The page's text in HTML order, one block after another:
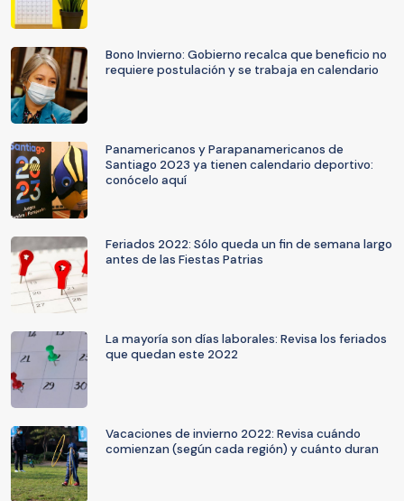
Bono Invierno: Gobierno recalca que beneficio no
requiere postulación y se trabaja en calendario
Panamericanos y Parapanamericanos de
Santiago 2023 ya tienen calendario deportivo:
conócelo aquí
Feriados 2022: Sólo queda un fin de semana largo
antes de las Fiestas Patrias
La mayoría son días laborales: Revisa los feriados
que quedan este 2022
Vacaciones de invierno 2022: Revisa cuándo
comienzan (según cada región) y cuánto duran